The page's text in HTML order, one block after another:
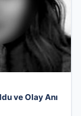
ve Olay Anı